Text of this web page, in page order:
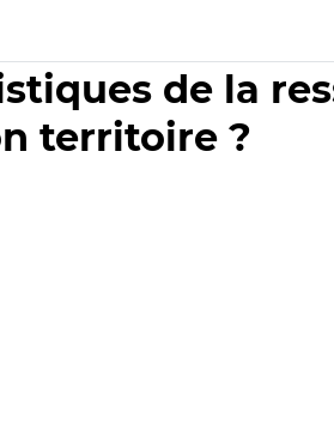
de la
territoire ?